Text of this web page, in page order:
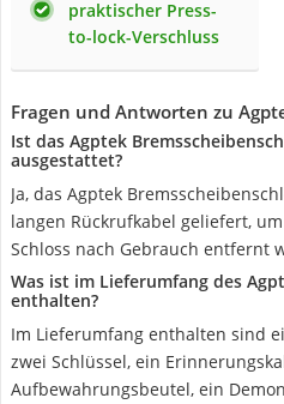
praktischer Press-
to-lock-Verschluss
Fragen und Antworten zu
Ist das Agptek
ausgestattet?
Ja, das Agptek
langen Rückrufkabel geliefert,
Schloss nach Gebrauch entfernt
Was ist im Lieferumfang des
enthalten?
Im Lieferumfang enthalten sind
zwei Schlüssel, ein
Aufbewahrungsbeutel, ein